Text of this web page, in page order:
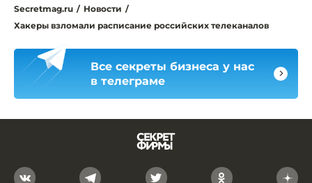
Secretmag.ru / Новости /
Хакеры взломали расписание российских телеканалов
Все секреты бизнеса у нас
в телеграме